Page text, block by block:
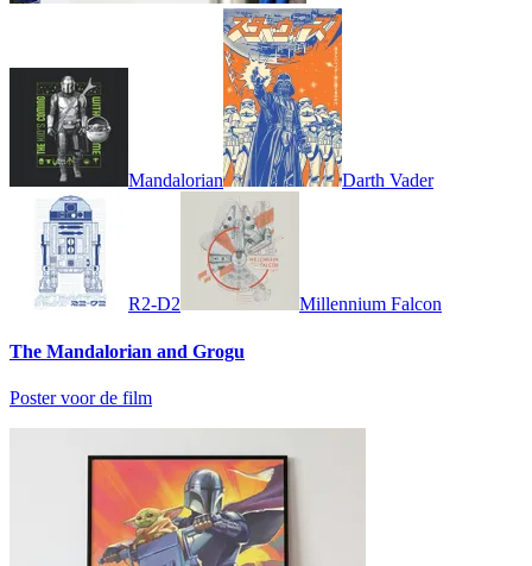
Mandalorian Darth Vader
R2-D2 Millennium Falcon
The Mandalorian and Grogu
Poster voor de film